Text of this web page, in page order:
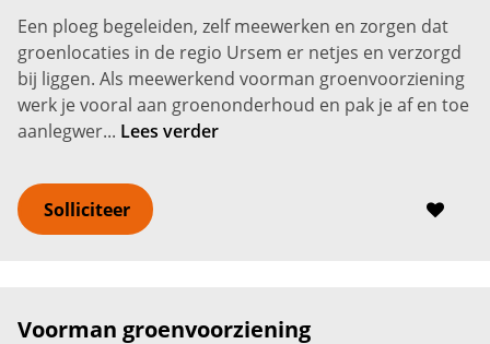
Een ploeg begeleiden, zelf meewerken en zorgen dat
groenlocaties in de regio Ursem er netjes en verzorgd
bij liggen. Als meewerkend voorman groenvoorziening
werk je vooral aan groenonderhoud en pak je af en toe
aanlegwer... Lees verder
Solliciteer
Voorman groenvoorziening